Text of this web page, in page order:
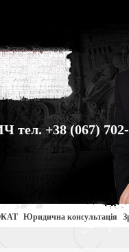
+38 (067) 702-
Юридична консультація